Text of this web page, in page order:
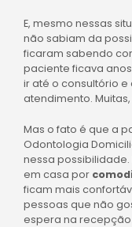
E, mesmo nessas
não sabiam da
ficaram sabendo
paciente ficava
ir até o consultório
atendimento.
Mas o fato é que a
Odontologia
nessa
em casa por
ficam mais
pessoas que não
espera na